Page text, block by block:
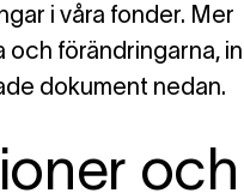
i våra fonder. Mer
förändringarna,
dokument nedan.
och